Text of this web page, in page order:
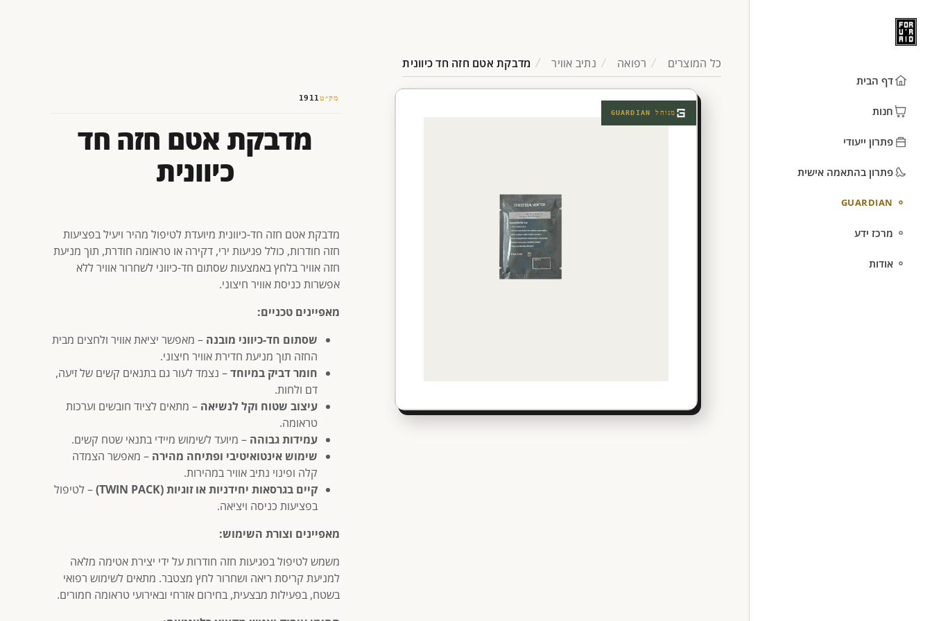
דף הבית
חנות
פתרון ייעודי
פתרון בהתאמה אישית
GUARDIAN
מרכז ידע
אודות
כל המוצרים רפואה נתיב אוויר מדבקת אטם חזה חד כיוונית
מנוהל GUARDIAN
מק״ט1911
מדבקת אטם חזה חד
כיוונית
מדבקת אטם חזה חד-כיוונית מיועדת לטיפול מהיר ויעיל בפציעות
חזה חודרות, כולל פגיעות ירי, דקירה או טראומה חודרת, תוך מניעת
חזה אוויר בלחץ באמצעות שסתום חד-כיווני לשחרור אוויר ללא
אפשרות כניסת אוויר חיצוני.
מאפיינים טכניים:
שסתום חד-כיווני מובנה – מאפשר יציאת אוויר ולחצים מבית
החזה תוך מניעת חדירת אוויר חיצוני.
חומר דביק במיוחד– נצמד לעור גם בתנאים קשים של זיעה,
דם ולחות.
עיצוב שטוח וקל לנשיאה – מתאים לציוד חובשים וערכות
טראומה.
עמידות גבוהה – מיועד לשימוש מיידי בתנאי שטח קשים.
שימוש אינטואיטיבי ופתיחה מהירה – מאפשר הצמדה
קלה ופינוי נתיב אוויר במהירות.
קיים בגרסאות יחידניות או זוגיות (TWIN PACK)
– לטיפול
בפציעות כניסה ויציאה.
מאפיינים וצורת השימוש:
משמש לטיפול בפגיעות חזה חודרות על ידי יצירת אטימה מלאה
למניעת קריסת ריאה ושחרור לחץ מצטבר. מתאים לשימוש רפואי
בשטח, בפעילות מבצעית, בחירום אזרחי ובאירועי טראומה חמורים.